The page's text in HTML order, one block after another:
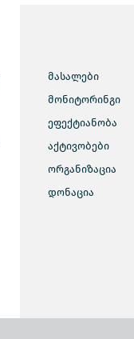
მასალები
მონიტორინგი
ეფექტიანობა
აქტივობები
ორგანიზაცია
დონაცია